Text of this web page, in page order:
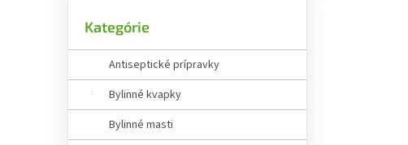
a
e
kategórie
Kategórie
Antiseptické prípravky
Bylinné kvapky
Bylinné masti